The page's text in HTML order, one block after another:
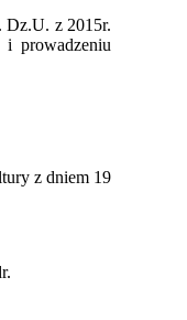
Dz.U. z 2015r.
prowadzeniu
z dniem 19